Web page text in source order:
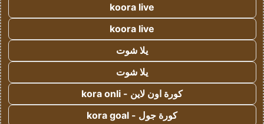
koora live
koora live
يلا شوت
يلا شوت
كورة اون لاين - kora onli
كورة جول - kora goal